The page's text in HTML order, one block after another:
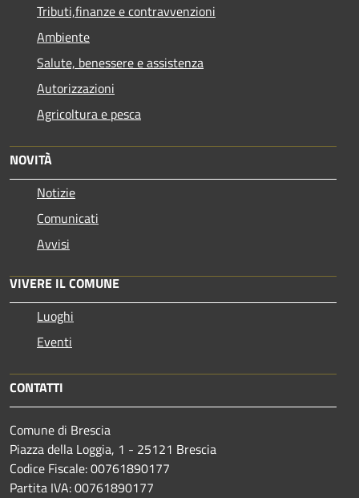
Tributi,finanze e contravvenzioni
Ambiente
Salute, benessere e assistenza
Autorizzazioni
Agricoltura e pesca
NOVITÀ
Notizie
Comunicati
Avvisi
VIVERE IL COMUNE
Luoghi
Eventi
CONTATTI
Comune di Brescia
Piazza della Loggia, 1 - 25121 Brescia
Codice Fiscale: 00761890177
Partita IVA: 00761890177